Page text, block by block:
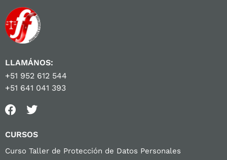
LLAMÁNOS:
+51 952 612 544
+51 641 041 393
CURSOS
Curso Taller de Protección de Datos Personales